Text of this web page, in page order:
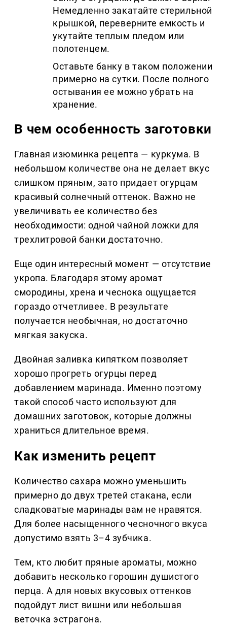
Немедленно закатайте стерильной
крышкой, переверните емкость и
укутайте теплым пледом или
полотенцем.
Оставьте банку в таком положении
примерно на сутки. После полного
остывания ее можно убрать на
хранение.
В чем особенность заготовки
Главная изюминка рецепта — куркума. В
небольшом количестве она не делает вкус
слишком пряным, зато придает огурцам
красивый солнечный оттенок. Важно не
увеличивать ее количество без
необходимости: одной чайной ложки для
трехлитровой банки достаточно.
Еще один интересный момент — отсутствие
укропа. Благодаря этому аромат
смородины, хрена и чеснока ощущается
гораздо отчетливее. В результате
получается необычная, но достаточно
мягкая закуска.
Двойная заливка кипятком позволяет
хорошо прогреть огурцы перед
добавлением маринада. Именно поэтому
такой способ часто используют для
домашних заготовок, которые должны
храниться длительное время.
Как изменить рецепт
Количество сахара можно уменьшить
примерно до двух третей стакана, если
сладковатые маринады вам не нравятся.
Для более насыщенного чесночного вкуса
допустимо взять 3–4 зубчика.
Тем, кто любит пряные ароматы, можно
добавить несколько горошин душистого
перца. А для новых вкусовых оттенков
подойдут лист вишни или небольшая
веточка эстрагона.